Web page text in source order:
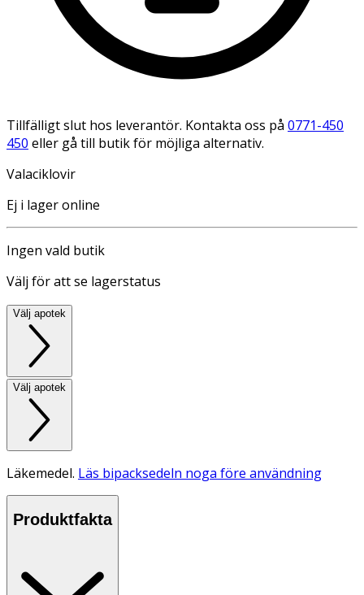
Tillfälligt slut hos leverantör. Kontakta oss på 0771-450
450 eller gå till butik för möjliga alternativ.
Valaciklovir
Ej i lager online
Ingen vald butik
Välj för att se lagerstatus
Välj apotek
Välj apotek
Läkemedel. Läs bipacksedeln noga före användning
Produktfakta